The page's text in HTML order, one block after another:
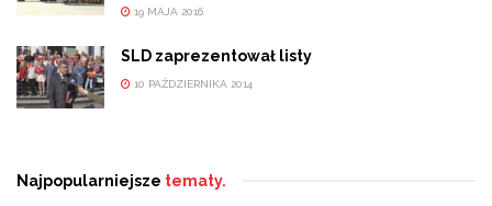
19 MAJA 2016
SLD zaprezentował listy
10 PAŹDZIERNIKA 2014
Najpopularniejsze tematy.